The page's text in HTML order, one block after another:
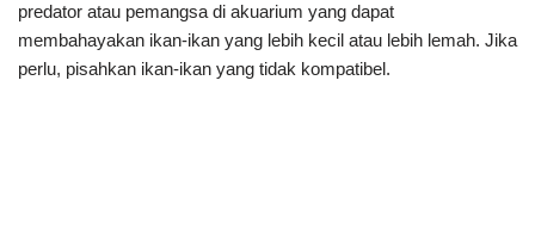
predator atau pemangsa di akuarium yang dapat
membahayakan ikan-ikan yang lebih kecil atau lebih lemah. Jika
perlu, pisahkan ikan-ikan yang tidak kompatibel.